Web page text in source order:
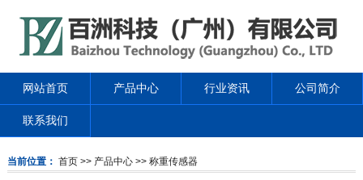
网站首页 产品中心 行业资讯 公司简介
联系我们
当前位置： 首页 >> 产品中心>> 称重传感器